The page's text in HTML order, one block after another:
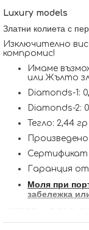
Luxury models
Златни колиета с
Изключително
компромис!
Имаме
или Жълто
Diamonds-1:
Diamonds-2:
Тегло: 2,44 гр
Сертификат
Гаранция
Моля при
забележка
VICTORIA
КОЛЕКЦИЯ ОТ